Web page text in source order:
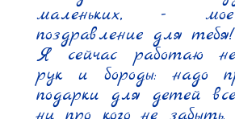
маленьких, -
поздравление для тебя!
Я сейчас работаю
рук и бороды: надо
подарки для детей